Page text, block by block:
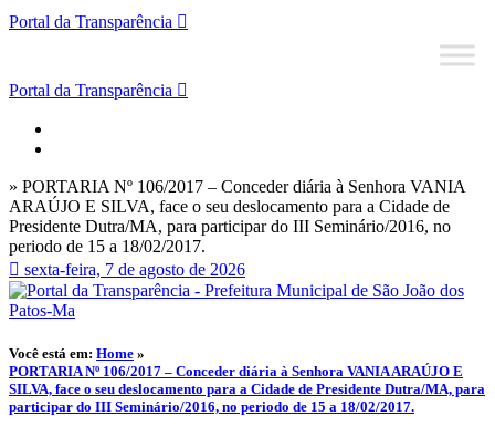
Portal da Transparência
Portal da Transparência
» PORTARIA Nº 106/2017 – Conceder diária à Senhora VANIA
ARAÚJO E SILVA, face o seu deslocamento para a Cidade de
Presidente Dutra/MA, para participar do III Seminário/2016, no
periodo de 15 a 18/02/2017.
sexta-feira, 7 de agosto de 2026
Você está em: Home »
PORTARIA Nº 106/2017 – Conceder diária à Senhora VANIA ARAÚJO E
SILVA, face o seu deslocamento para a Cidade de Presidente Dutra/MA, para
participar do III Seminário/2016, no periodo de 15 a 18/02/2017.